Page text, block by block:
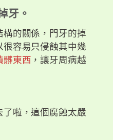
牙。
構的關係，門牙的掉
很容易只侵蝕其中幾
髒東西 ，讓牙周病越
啦，這個腐蝕太嚴